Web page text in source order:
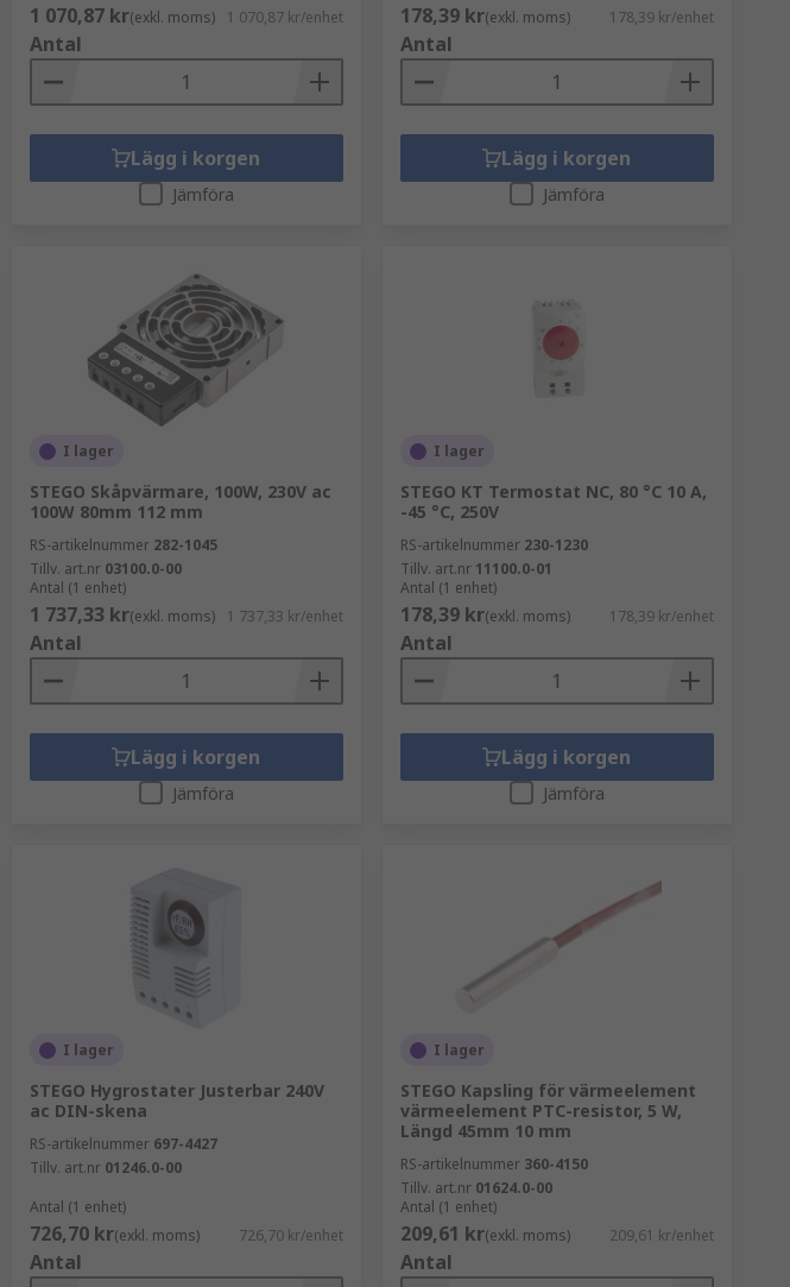
1 070,87 kr(exkl. moms) 1 070,87 kr/enhet
Antal
Lägg i korgen
Jämföra
178,39 kr(exkl. moms) 178,39 kr/enhet
Antal
Lägg i korgen
Jämföra
I lager
STEGO Skåpvärmare, 100W, 230V ac
100W 80mm 112 mm
RS-artikelnummer 282-1045
Tillv. art.nr 03100.0-00
Antal (1 enhet)
1 737,33 kr(exkl. moms) 1 737,33 kr/enhet
Antal
Lägg i korgen
Jämföra
I lager
STEGO KT Termostat NC, 80 °C 10 A,
-45 °C, 250V
RS-artikelnummer 230-1230
Tillv. art.nr 11100.0-01
Antal (1 enhet)
178,39 kr(exkl. moms) 178,39 kr/enhet
Antal
Lägg i korgen
Jämföra
I lager
STEGO Hygrostater Justerbar 240V
ac DIN-skena
RS-artikelnummer 697-4427
Tillv. art.nr 01246.0-00
Antal (1 enhet)
726,70 kr(exkl. moms) 726,70 kr/enhet
Antal
I lager
STEGO Kapsling för värmeelement
värmeelement PTC-resistor, 5 W,
Längd 45mm 10 mm
RS-artikelnummer 360-4150
Tillv. art.nr 01624.0-00
Antal (1 enhet)
209,61 kr(exkl. moms) 209,61 kr/enhet
Antal